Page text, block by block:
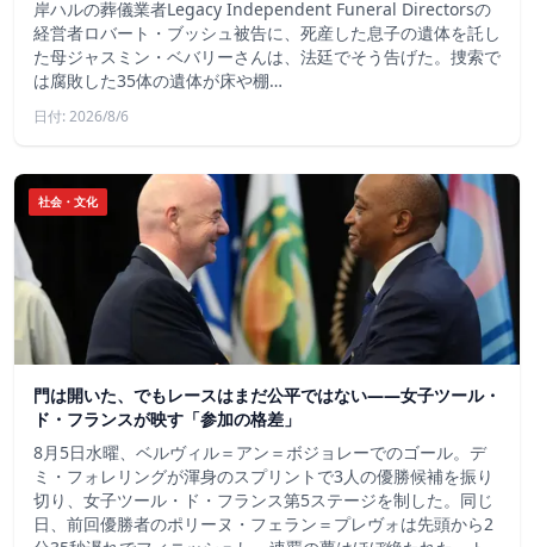
岸ハルの葬儀業者Legacy Independent Funeral Directorsの
経営者ロバート・ブッシュ被告に、死産した息子の遺体を託し
た母ジャスミン・ベバリーさんは、法廷でそう告げた。捜索で
は腐敗した35体の遺体が床や棚…
日付: 2026/8/6
社会・文化
門は開いた、でもレースはまだ公平ではない――女子ツール・
ド・フランスが映す「参加の格差」
8月5日水曜、ベルヴィル＝アン＝ボジョレーでのゴール。デ
ミ・フォレリングが渾身のスプリントで3人の優勝候補を振り
切り、女子ツール・ド・フランス第5ステージを制した。同じ
日、前回優勝者のポリーヌ・フェラン＝プレヴォは先頭から2